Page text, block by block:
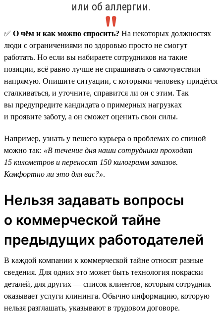
или об аллергии.
✅ О чём и как можно спросить? На некоторых должностях
люди с ограничениями по здоровью просто не смогут
работать. Но если вы набираете сотрудников на такие
позиции, всё равно лучше не спрашивать о самочувствии
напрямую. Опишите ситуации, с которыми человеку придётся
сталкиваться, и уточните, справится ли он с этим. Так
вы предупредите кандидата о примерных нагрузках
и проявите заботу, а он сможет оценить свои силы.
Например, узнать у пешего курьера о проблемах со спиной
можно так: «В течение дня наши сотрудники проходят
15 километров и переносят 150 килограмм заказов.
Комфортно ли это для вас?».
Нельзя задавать вопросы
о коммерческой тайне
предыдущих работодателей
В каждой компании к коммерческой тайне относят разные
сведения. Для одних это может быть технология покраски
деталей, для других — список клиентов, которым сотрудник
оказывает услуги клининга. Обычно информацию, которую
нельзя разглашать, указывают в трудовом договоре.